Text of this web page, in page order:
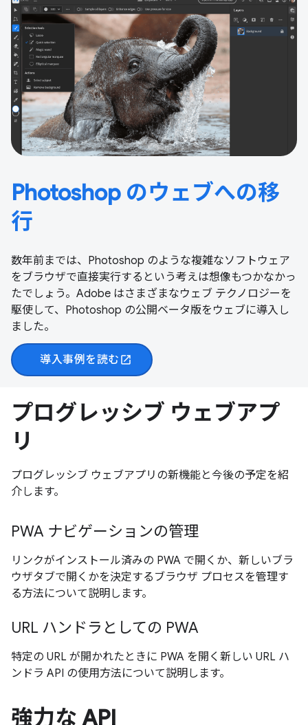
Photoshop のウェブへの移
行
数年前までは、Photoshop のような複雑なソフトウェア
をブラウザで直接実行するという考えは想像もつかなかっ
たでしょう。Adobe はさまざまなウェブ テクノロジーを
駆使して、Photoshop の公開ベータ版をウェブに導入し
ました。
導入事例を読む open_in_new
プログレッシブ ウェブアプ
リ
プログレッシブ ウェブアプリの新機能と今後の予定を紹
介します。
PWA ナビゲーションの管理
リンクがインストール済みの PWA で開くか、新しいブラ
ウザタブで開くかを決定するブラウザ プロセスを管理す
る方法について説明します。
URL ハンドラとしての PWA
特定の URL が開かれたときに PWA を開く新しい URL ハ
ンドラ API の使用方法について説明します。
強力な API